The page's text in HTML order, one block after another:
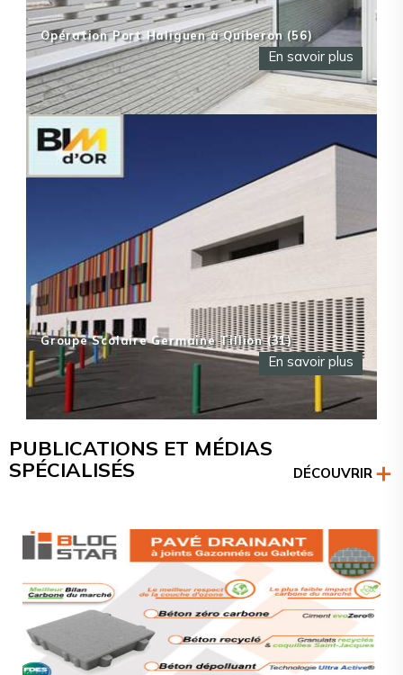
Opération Port Haliguen à Quiberon (56)
En savoir plus
Groupe Scolaire Germaine Tillion (31)
En savoir plus
PUBLICATIONS ET MÉDIAS
SPÉCIALISÉS
DÉCOUVRIR